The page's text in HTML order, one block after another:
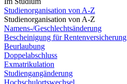
Studienorganisation von A-Z
Studienorganisation von A-Z
Namens-/Geschlechtsänderung
Bescheinigung für Rentenversicherung
Beurlaubung
Doppelabschluss
Exmatrikulation
Studiengangänderung
Hochschulortswechsel